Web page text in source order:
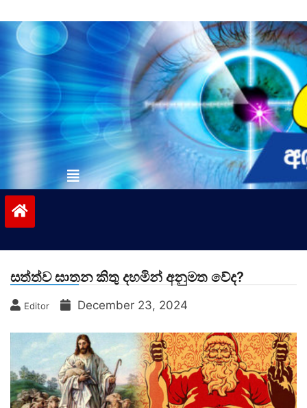
to
contentvinivida.lk
සත්ත්ව ඝාතන කිතු දහමින් අනුමත වේද?
Editor December 23, 2024